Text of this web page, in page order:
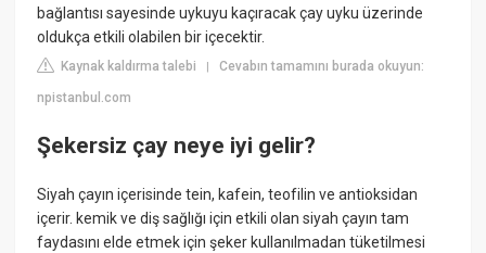
bağlantısı sayesinde uykuyu kaçıracak çay uyku üzerinde
oldukça etkili olabilen bir içecektir.
Kaynak kaldırma talebi |Cevabın tamamını burada okuyun:
npistanbul.com
Şekersiz çay neye iyi gelir?
Siyah çayın içerisinde tein, kafein, teofilin ve antioksidan
içerir. kemik ve diş sağlığı için etkili olan siyah çayın tam
faydasını elde etmek için şeker kullanılmadan tüketilmesi